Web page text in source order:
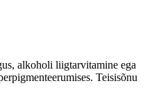
alkoholi liigtarvitamine ega
Teisisõnu